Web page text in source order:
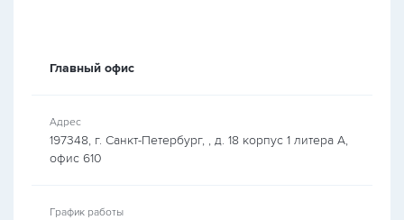
Главный офис
Адрес
197348, г. Санкт-Петербург, , д. 18 корпус 1 литера А,
офис 610
График работы